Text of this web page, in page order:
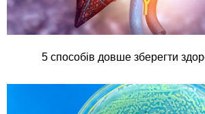
5 способів довше зберегти